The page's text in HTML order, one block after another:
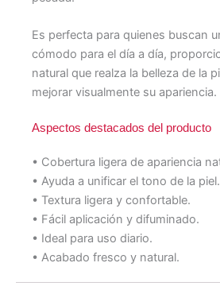
Es perfecta para quienes buscan
cómodo para el día a día,
natural que realza la belleza de la
mejorar visualmente su apariencia.
Aspectos destacados del producto
• Cobertura ligera de apariencia
• Ayuda a unificar el tono de la piel.
• Textura ligera y confortable.
• Fácil aplicación y difuminado.
• Ideal para uso diario.
• Acabado fresco y natural.